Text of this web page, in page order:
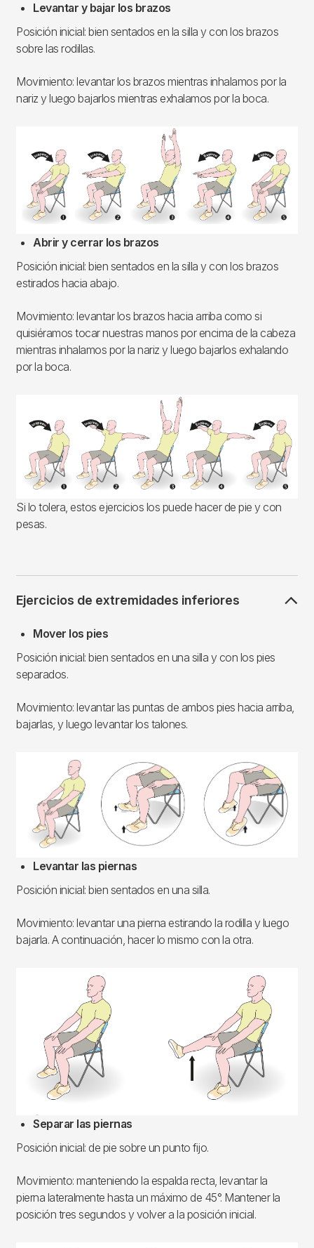
Levantar y bajar los brazos
Posición inicial: bien sentados en la silla y con los brazos
sobre las rodillas.
Movimiento: levantar los brazos mientras inhalamos por la
nariz y luego bajarlos mientras exhalamos por la boca.
Abrir y cerrar los brazos
Posición inicial: bien sentados en la silla y con los brazos
estirados hacia abajo.
Movimiento: levantar los brazos hacia arriba como si
quisiéramos tocar nuestras manos por encima de la cabeza
mientras inhalamos por la nariz y luego bajarlos exhalando
por la boca.
Si lo tolera, estos ejercicios los puede hacer de pie y con
pesas.
Ejercicios de extremidades inferiores
Mover los pies
Posición inicial: bien sentados en una silla y con los pies
separados.
Movimiento: levantar las puntas de ambos pies hacia arriba,
bajarlas, y luego levantar los talones.
Levantar las piernas
Posición inicial: bien sentados en una silla.
Movimiento: levantar una pierna estirando la rodilla y luego
bajarla. A continuación, hacer lo mismo con la otra.
Separar las piernas
Posición inicial: de pie sobre un punto fijo.
Movimiento: manteniendo la espalda recta, levantar la
pierna lateralmente hasta un máximo de 45°. Mantener la
posición tres segundos y volver a la posición inicial.